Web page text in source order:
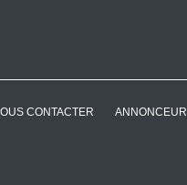
CONTACTER